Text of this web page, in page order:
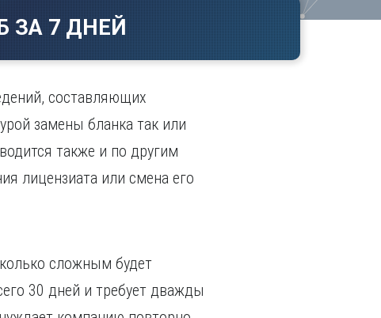
Я
ЗА 7 ДНЕЙ
составляющих
замены бланка так или
также и по другим
лицензиата или смена его
сложным будет
30 дней и требует дважды